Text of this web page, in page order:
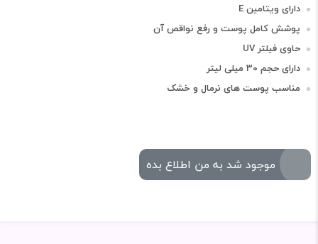
دارای ویتامین E
پوشش کامل پوست و رفع نواقص آن
حاوی فیلتر UV
دارای حجم 30 میلی لیتر
مناسب پوست های نرمال و خشک
موجود شد به من اطلاع بده